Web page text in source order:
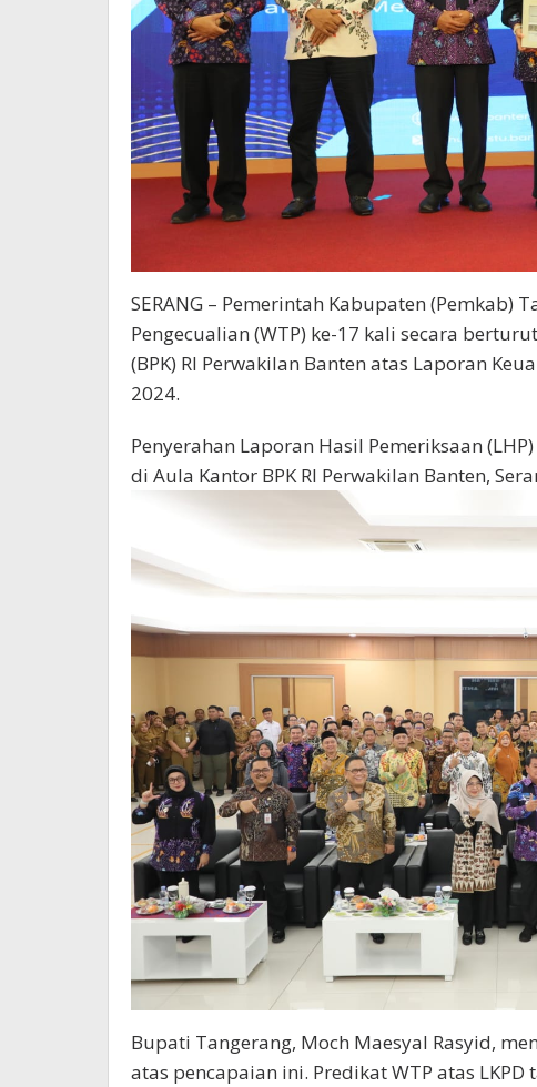
SERANG – Pemerintah Kabupaten (Pemkab)
Pengecualian (WTP) ke-17 kali secara
(BPK) RI Perwakilan Banten atas Laporan
2024.
Penyerahan Laporan Hasil Pemeriksaan
di Aula Kantor BPK RI Perwakilan Banten,
Bupati Tangerang, Moch Maesyal Rasyid,
atas pencapaian ini. Predikat WTP atas